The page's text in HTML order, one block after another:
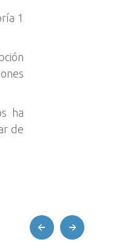
1
ha
de
prev next